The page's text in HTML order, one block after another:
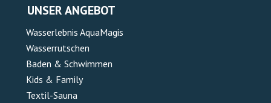
UNSER ANGEBOT
Wasserlebnis AquaMagis
Wasserrutschen
Baden & Schwimmen
Kids & Family
Textil-Sauna